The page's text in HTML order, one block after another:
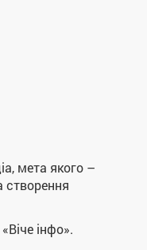
мета якого –
створення
інфо».